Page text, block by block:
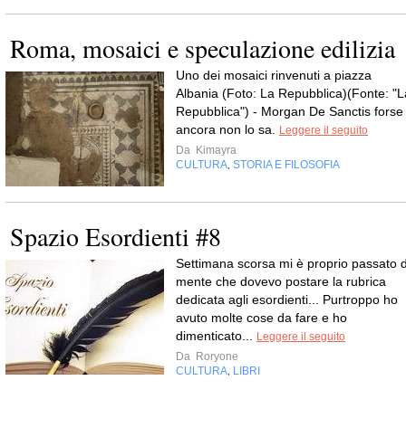
Roma, mosaici e speculazione edilizia
Uno dei mosaici rinvenuti a piazza
Albania (Foto: La Repubblica)(Fonte:
Repubblica") - Morgan De Sanctis forse
ancora non lo sa.
Leggere il seguito
Da Kimayra
CULTURA STORIA E FILOSOFIA
Spazio Esordienti #8
Settimana scorsa mi è proprio passato
mente che dovevo postare la rubrica
dedicata agli esordienti... Purtroppo ho
avuto molte cose da fare e ho
dimenticato...
Leggere il seguito
Da Roryone
CULTURA LIBRI